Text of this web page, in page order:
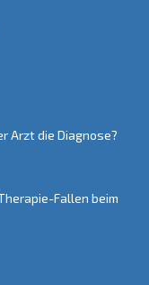
Arzt die Diagnose?
Fallen beim